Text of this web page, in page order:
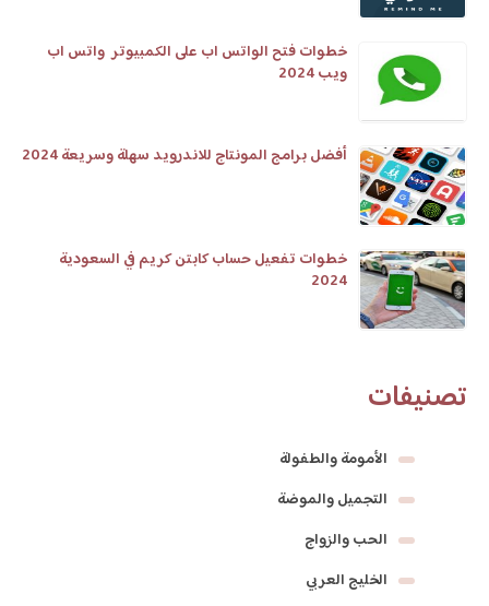
خطوات فتح الواتس اب على الكمبيوتر واتس اب
ويب 2024
أفضل برامج المونتاج للاندرويد سهلة وسريعة 2024
خطوات تفعيل حساب كابتن كريم في السعودية
2024
تصنيفات
الأمومة والطفولة
التجميل والموضة
الحب والزواج
الخليج العربي